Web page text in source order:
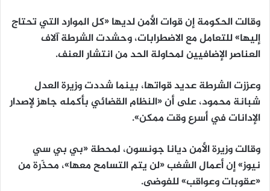
وقالت الحكومة إن قوات الأمن لديها «كل الموارد التي تحتاج
إليها» للتعامل مع الاضطرابات، وحشدت الشرطة آلاف
العناصر الإضافيين لمحاولة الحد من انتشار العنف.
وعززت الشرطة عديد قواتها، بينما شددت وزيرة العدل
شبانة محمود، على أن «النظام القضائي بأكمله جاهز لإصدار
الإدانات في أسرع وقت ممكن».
وقالت وزيرة الأمن ديانا جونسون، لمحطة «بي بي سي
نيوز» إن أعمال الشغب «لن يتم التسامح معها»، محذّرة من
«عقوبات وعواقب» للفوضى.